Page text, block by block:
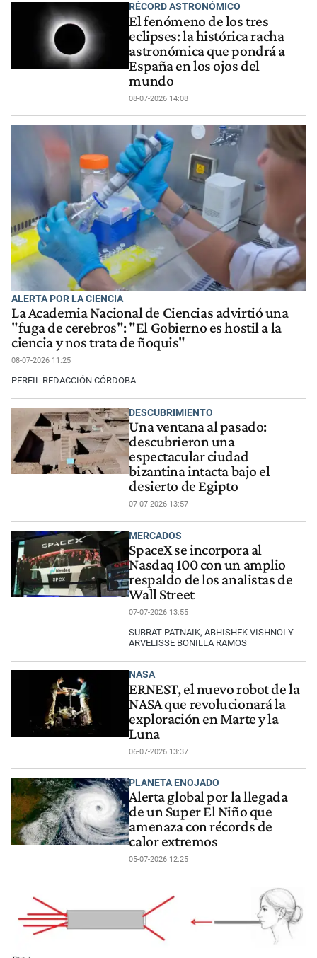
RÉCORD ASTRONÓMICO
El fenómeno de los tres
eclipses: la histórica racha
astronómica que pondrá a
España en los ojos del
mundo
08-07-2026 14:08
ALERTA POR LA CIENCIA
La Academia Nacional de Ciencias advirtió una
"fuga de cerebros": "El Gobierno es hostil a la
ciencia y nos trata de ñoquis"
08-07-2026 11:25
PERFIL REDACCIÓN CÓRDOBA
DESCUBRIMIENTO
Una ventana al pasado:
descubrieron una
espectacular ciudad
bizantina intacta bajo el
desierto de Egipto
07-07-2026 13:57
MERCADOS
SpaceX se incorpora al
Nasdaq 100 con un amplio
respaldo de los analistas de
Wall Street
07-07-2026 13:55
SUBRAT PATNAIK, ABHISHEK VISHNOI Y
ARVELISSE BONILLA RAMOS
NASA
ERNEST, el nuevo robot de la
NASA que revolucionará la
exploración en Marte y la
Luna
06-07-2026 13:37
PLANETA ENOJADO
Alerta global por la llegada
de un Super El Niño que
amenaza con récords de
calor extremos
05-07-2026 12:25